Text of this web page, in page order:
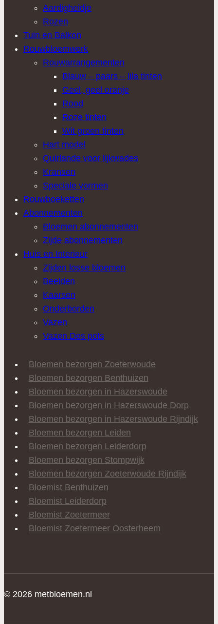
Aardigheidje
Rozen
Tuin en Balkon
Rouwbloemwerk
Rouwarrangementen
Blauw – paars – lila tinten
Geel, geel oranje
Rood
Roze tinten
Wit groen tinten
Hart model
Quirlande voor lijkwades
Kransen
Speciale vormen
Rouwboeketten
Abonnementen
Bloemen abonnementen
Zijde abonnementen
Huis en Interieur
Zijden losse bloemen
Beelden
Kaarsen
Onderborden
Vazen
Vazen Des pots
Bloemen bezorgen Zoeterwoude
Bloemen bezorgen Benthuizen
Bloemen bezorgen in Hazerswoude
Bloemen bezorgen in Hazerswoude Dorp
Bloemen bezorgen in Hazerswoude Rijndijk
Bloemen bezorgen Leiden
Bloemen bezorgen Leiderdorp
Bloemen bezorgen Stompwijk
Bloemen bezorgen Zoeterwoude Rijndijk
Bloemist Benthuizen
Bloemist Leiderdorp
Bloemist Zoetermeer
Bloemist Zoetermeer Oosterheem
© 2026 metbloemen.nl